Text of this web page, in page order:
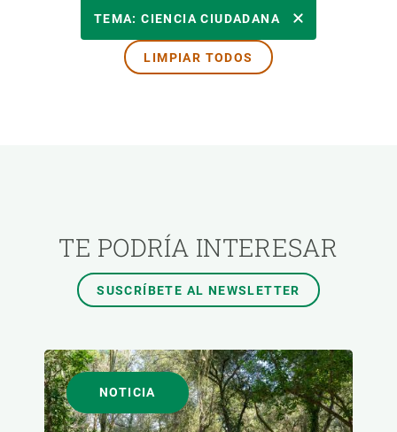
TEMAS TRANSVERSALES
TEMA: CIENCIA CIUDADANA
LIMPIAR TODOS
TE PODRÍA INTERESAR
SUSCRÍBETE AL NEWSLETTER
NOTICIA